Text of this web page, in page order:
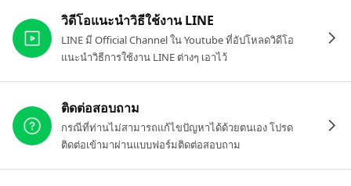
วิดีโอแนะนำวิธีใช้งาน LINE
LINE มี Official Channel ใน Youtube ที่อัปโหลดวิดีโอ
แนะนำวิธีการใช้งาน LINE ต่างๆ เอาไว้
ติดต่อสอบถาม
กรณีที่ท่านไม่สามารถแก้ไขปัญหาได้ด้วยตนเอง โปรด
ติดต่อเข้ามาผ่านแบบฟอร์มติดต่อสอบถาม